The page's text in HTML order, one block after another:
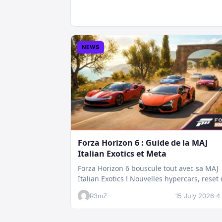
NEWS
Forza Horizon 6 : Guide de la MAJ
Italian Exotics et Meta
Forza Horizon 6 bouscule tout avec sa MAJ
Italian Exotics ! Nouvelles hypercars, reset
Rivals et économie revue :…
R3mZ 15 July 2026·4